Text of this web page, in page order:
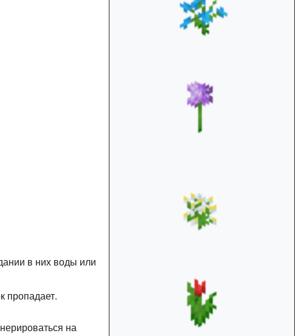
в них воды или
пропадает.
на